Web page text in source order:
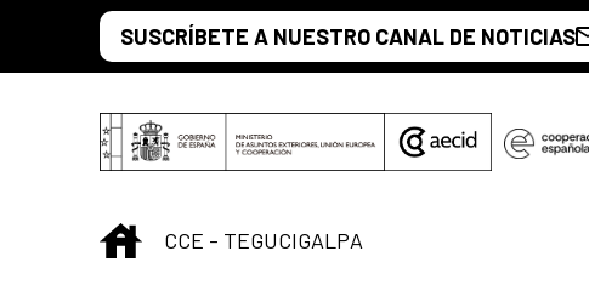
Saltar al contenido principal
SUSCRÍBETE A NUESTRO CANAL DE NOTICIAS
INICIO
CCE - TEGUCIGALPA